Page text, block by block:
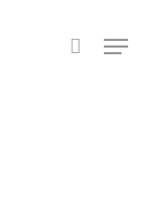
search